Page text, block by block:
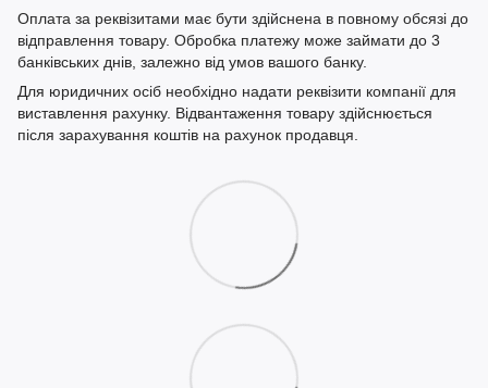
Оплата за реквізитами має бути здійснена в повному обсязі до
відправлення товару. Обробка платежу може займати до 3
банківських днів, залежно від умов вашого банку.
Для юридичних осіб необхідно надати реквізити компанії для
виставлення рахунку. Відвантаження товару здійснюється
після зарахування коштів на рахунок продавця.